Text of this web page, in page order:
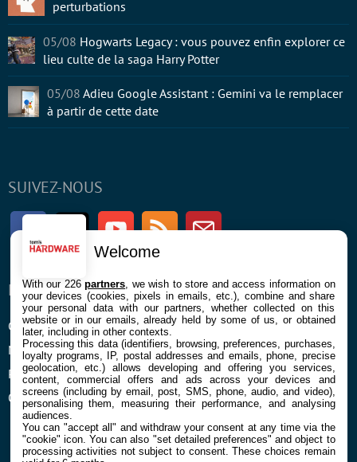
SUIVEZ-NOUS
FacebookTwitter Youtube RSS Newsletter
ENTREPRISE
Confidentialité et Cookies
Mentions légales et CGU
Préférences Cookies
Qui sommes nous
À PROPOS
Contact
perturbations
05/08 Hogwarts Legacy : vous pouvez enfin explorer ce
lieu culte de la saga Harry Potter
05/08 Adieu Google Assistant : Gemini va le remplacer
à partir de cette date
Welcome
With our 226partners , we wish to store and access information on
your devices (cookies, pixels in emails, etc.), combine and share
your personal data with our partners, whether collected on this
website or in our emails, already held by some of us, or obtained
later, including in other contexts.
Processing this data (identifiers, browsing, preferences, purchases,
loyalty programs, IP, postal addresses and emails, phone, precise
geolocation, etc.) allows developing and offering you services,
content, commercial offers and ads across your devices and
screens (including by email, post, SMS, phone, audio, and video),
personalising them, measuring their performance, and analysing
audiences.
You can "accept all" and withdraw your consent at any time via the
"cookie" icon. You can also "set detailed preferences" and object to
processing activities not subject to consent. These choices remain